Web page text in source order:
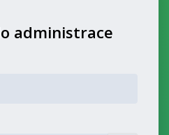
administrace